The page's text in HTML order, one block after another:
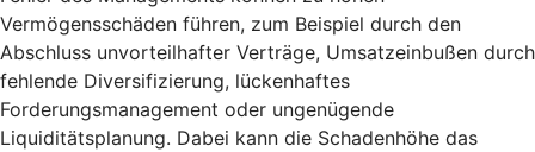
Vermögensschäden führen, zum Beispiel durch den
Abschluss unvorteilhafter Verträge, Umsatzeinbußen durch
fehlende Diversifizierung, lückenhaftes
Forderungsmanagement oder ungenügende
Liquiditätsplanung. Dabei kann die Schadenhöhe das